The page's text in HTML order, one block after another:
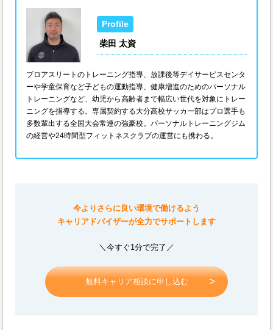
柴田 太資
プロアスリートのトレーニング指導、放課後等デイサービスセンタ
ーや学童保育など子どもの運動指導、健康増進のためのパーソナル
トレーニングなど、幼児から高齢者まで幅広い世代を対象にトレー
ニングを指導する。専属契約する大分高校サッカー部はプロ選手も
多数輩出する全国大会常連の強豪校。パーソナルトレーニングジム
の経営や24時間型フィットネスクラブの運営にも携わる。
今よりさらに良い環境で働けるよう
キャリアドバイザーが全力でサポートします
＼今すぐ1分で完了／
無料キャリア相談に申し込む